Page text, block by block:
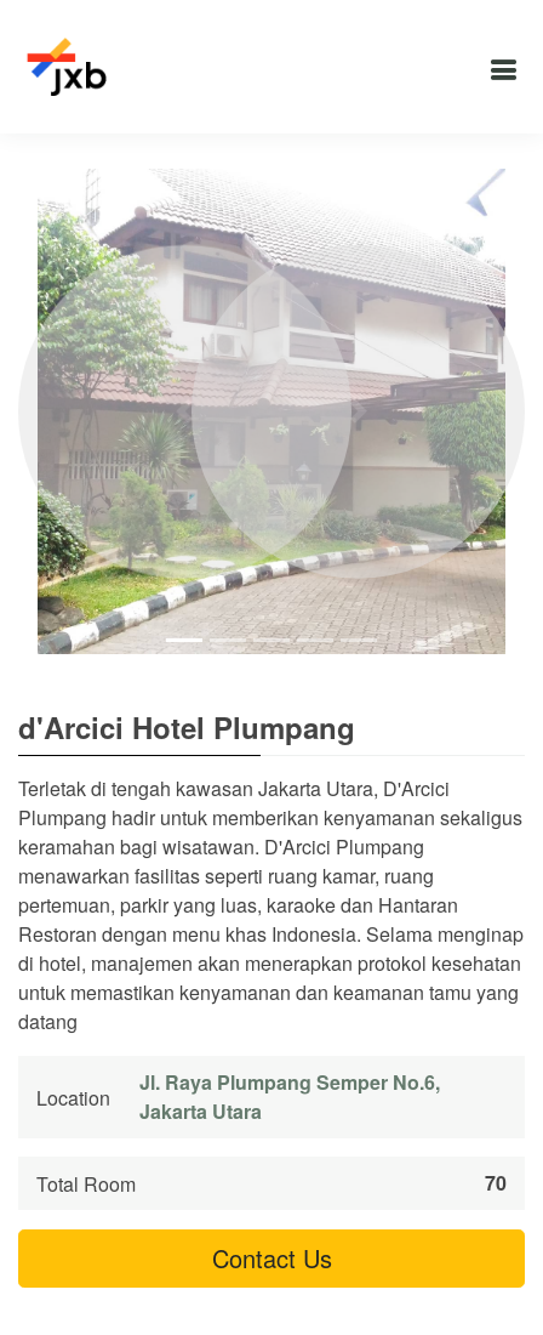
Previous Next
d'Arcici Hotel Plumpang
Terletak di tengah kawasan Jakarta Utara, D'Arcici
Plumpang hadir untuk memberikan kenyamanan sekaligus
keramahan bagi wisatawan. D'Arcici Plumpang
menawarkan fasilitas seperti ruang kamar, ruang
pertemuan, parkir yang luas, karaoke dan Hantaran
Restoran dengan menu khas Indonesia. Selama menginap
di hotel, manajemen akan menerapkan protokol kesehatan
untuk memastikan kenyamanan dan keamanan tamu yang
datang
Location
Jl. Raya Plumpang Semper No.6,
Jakarta Utara
Total Room 70
Contact Us